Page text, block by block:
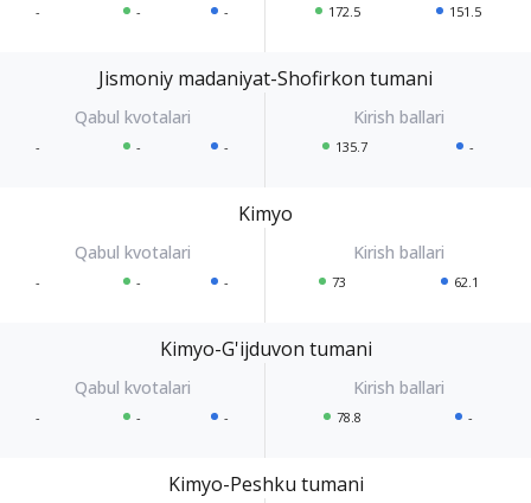
- - - 172.5 151.5
Jismoniy madaniyat-Shofirkon tumani
- - - 135.7 -
Kimyo
- - - 73 62.1
Kimyo-G'ijduvon tumani
- - - 78.8 -
Kimyo-Peshku tumani